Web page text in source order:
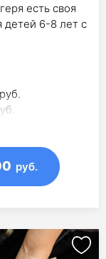
есть своя
детей 6-8 лет с
руб.